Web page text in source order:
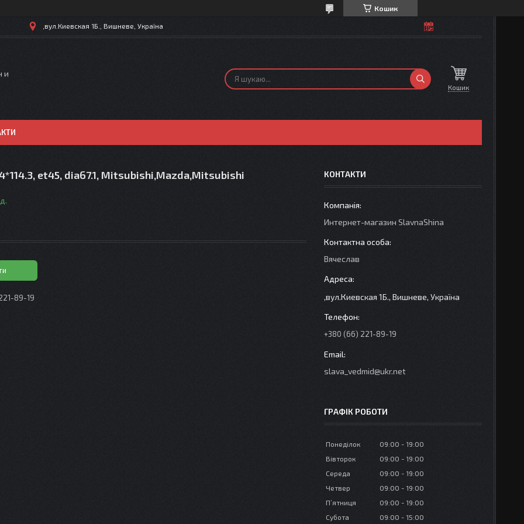
Кошик
,вул.Киевская 1Б., Вишневе, Україна
и
Кошик
et45, dia67.1, Mitsubishi,Mazda,Mitsubishi
89-19
КОНТАКТИ
Интернет-магазин SlavnaShina
Вячеслав
,вул.Киевская 1Б., Вишневе, Україна
+380 (66) 221-89-19
slava_vedmid@ukr.net
ГРАФІК РОБОТИ
Понеділок 09:00
19:00
Вівторок
09:00
19:00
Середа
09:00
19:00
Четвер
09:00
19:00
Пʼятниця
09:00
19:00
Субота
09:00 15:00